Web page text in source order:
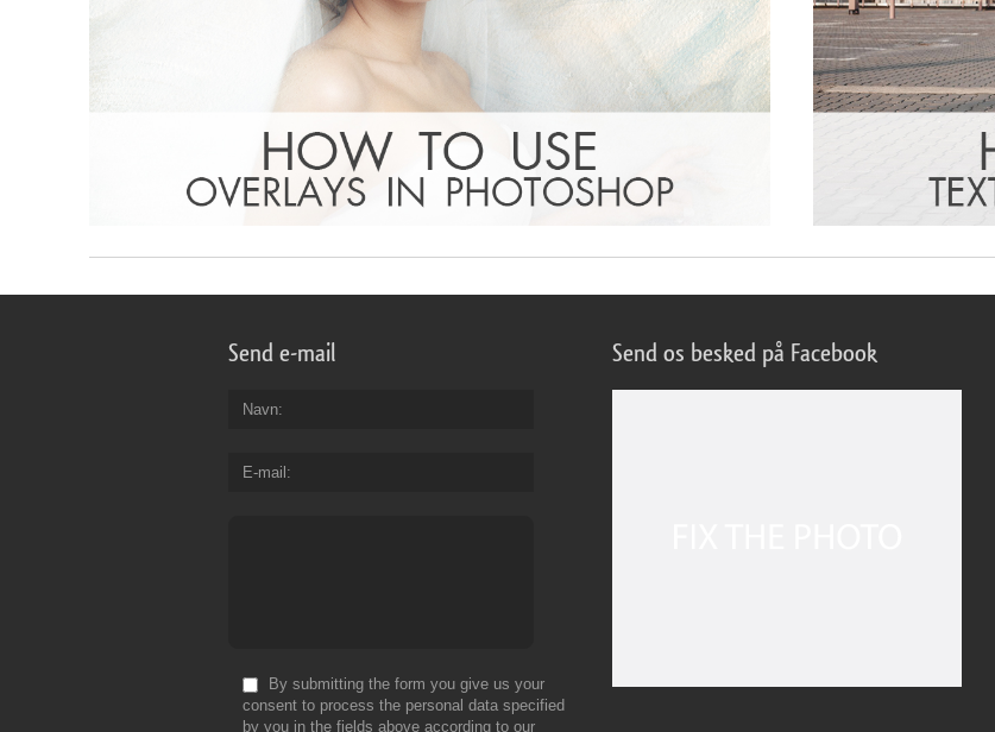
Send e-mail
Navn
E-mail
By submitting the form you give us your
consent to process the personal data specified
by you in the fields above according to our
Send os besked på Facebook